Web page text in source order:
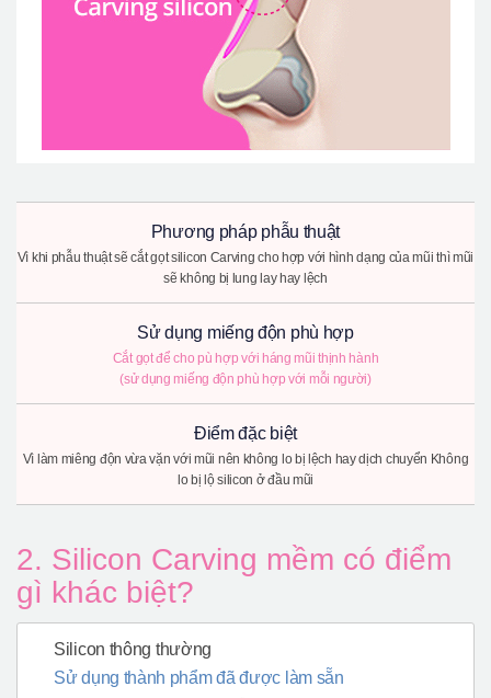
Phương pháp phẫu thuật
Vì khi phẫu thuật sẽ cắt gọt silicon Carving cho hợp với hình dạng của mũi thì mũi
sẽ không bị lung lay hay lệch
Sử dụng miếng độn phù hợp
Cắt gọt để cho pù hợp với háng mũi thịnh hành
(sử dụng miếng độn phù hợp với mỗi người)
Điểm đặc biệt
Vì làm miêng độn vừa vặn với mũi nên không lo bị lệch hay dịch chuyển Không
lo bị lộ silicon ở đầu mũi
2. Silicon Carving mềm có điểm
gì khác biệt?
Silicon thông thường
Sử dụng thành phẩm đã được làm sẵn